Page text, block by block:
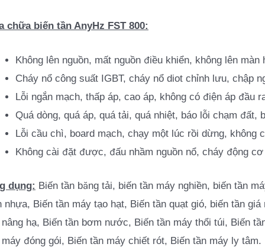
chữa biến tần AnyHz FST 800:
Không lên nguồn, mất nguồn điều khiển, không lên màn
Cháy nổ công suất IGBT, cháy nổ diot chỉnh lưu, chập
Lỗi ngắn mạch, thấp áp, cao áp, không có điện áp đầu
Quá dòng, quá áp, quá tải, quá nhiệt, báo lỗi chạm đất,
Lỗi cầu chì, board mạch, chạy một lúc rồi dừng, không
Không cài đặt được, đấu nhầm nguồn nổ, cháy động
dụng: Biến tần băng tải, biến tần máy nghiền, biến tần
nhựa, Biến tần máy tạo hạt, Biến tần quạt gió, biến tần
hạ, Biến tần bơm nước, Biến tần máy thổi túi, Biến
đóng gói, Biến tần máy chiết rót, Biến tần máy ly tâm.